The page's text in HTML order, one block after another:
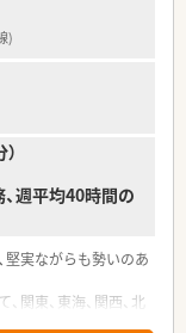
)
週平均40時間の
実ながらも勢いのあ
関東、東海、関西、北